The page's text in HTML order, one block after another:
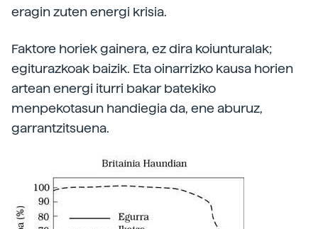
eragin zuten energi krisia.
Faktore horiek gainera, ez dira koiunturalak;
egiturazkoak baizik. Eta oinarrizko kausa horien
artean energi iturri bakar batekiko
menpekotasun handiegia da, ene aburuz,
garrantzitsuena.